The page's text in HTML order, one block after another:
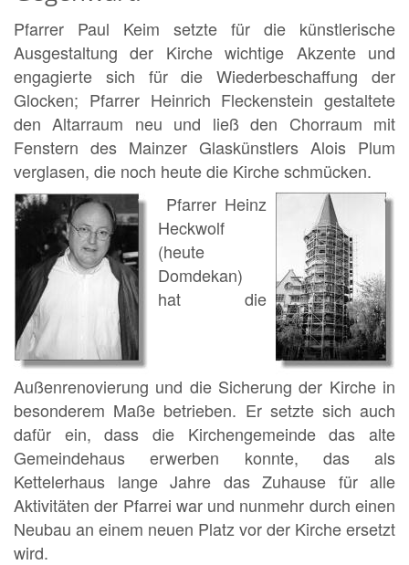
Pfarrer Paul Keim setzte für die künstlerische
Ausgestaltung der Kirche wichtige Akzente und
engagierte sich für die Wiederbeschaffung der
Glocken; Pfarrer Heinrich Fleckenstein gestaltete
den Altarraum neu und ließ den Chorraum mit
Fenstern des Mainzer Glaskünstlers Alois Plum
verglasen, die noch heute die Kirche schmücken.
Pfarrer Heinz
Heckwolf
(heute
Domdekan)
hat die
Außenrenovierung und die Sicherung der Kirche in
besonderem Maße betrieben. Er setzte sich auch
dafür ein, dass die Kirchengemeinde das alte
Gemeindehaus erwerben konnte, das als
Kettelerhaus lange Jahre das Zuhause für alle
Aktivitäten der Pfarrei war und nunmehr durch einen
Neubau an einem neuen Platz vor der Kirche ersetzt
wird.